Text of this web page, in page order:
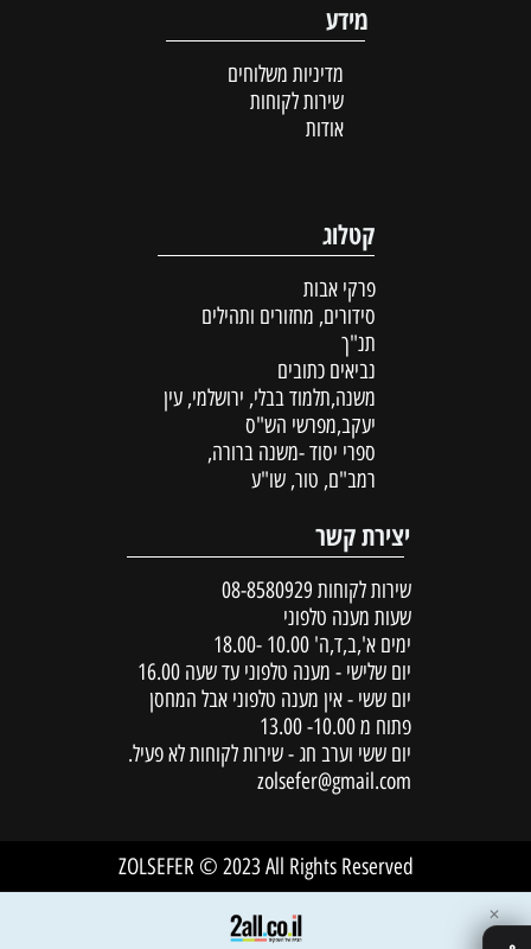
מידע
מדיניות משלוחים
שירות לקוחות
אודות
קטלוג
פרקי אבות
סידורים, מחזורים ותהילים
תנ"ך
נביאים כתובים
משנה,תלמוד בבלי, ירושלמי, עין
יעקב,מפרשי הש"ס
ספרי יסוד -משנה ברורה,
רמב"ם, טור, שו"ע
יצירת קשר
שירות לקוחות 08-8580929
שעות מענה טלפוני
ימים א',ב,ד,ה' 10.00 -18.00
יום שלישי - מענה טלפוני עד שעה 16.00
יום ששי - אין מענה טלפוני אבל המחסן
פתוח מ 10.00- 13.00
יום ששי וערב חג - שירות לקוחות לא פעיל.
zolsefer@gmail.com
ZOLSEFER © 2023 All Rights Reserved
✕